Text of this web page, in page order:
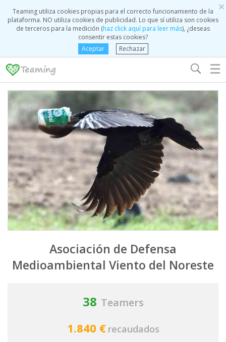
×
Teaming utiliza cookies propias para el correcto funcionamiento de la
plataforma. NO utiliza cookies de publicidad. Lo que sí utiliza son cookies
de terceros para la medición (haz click aquí para leer más), ¿deseas
consentir estas cookies?
Aceptar
Rechazar
☰
Asociación de Defensa
Medioambiental Viento del Noreste
38 Teamers
1.840 € recaudados